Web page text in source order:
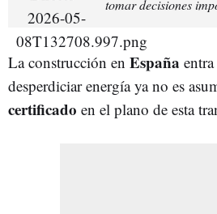
tomar decisiones
La construcción en España
desperdiciar energía ya no es
certificado en el plano de esta